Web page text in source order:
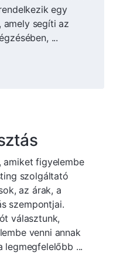
egy
segíti az
...
figyelembe
szolgáltató
az árak, a
szempontjai.
választunk,
venni annak
legmegfelelőbb ...